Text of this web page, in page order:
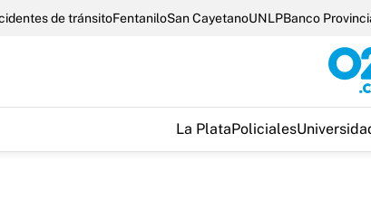
de tránsitoFentaniloSan CayetanoUNLPBanco
La PlataPoliciales